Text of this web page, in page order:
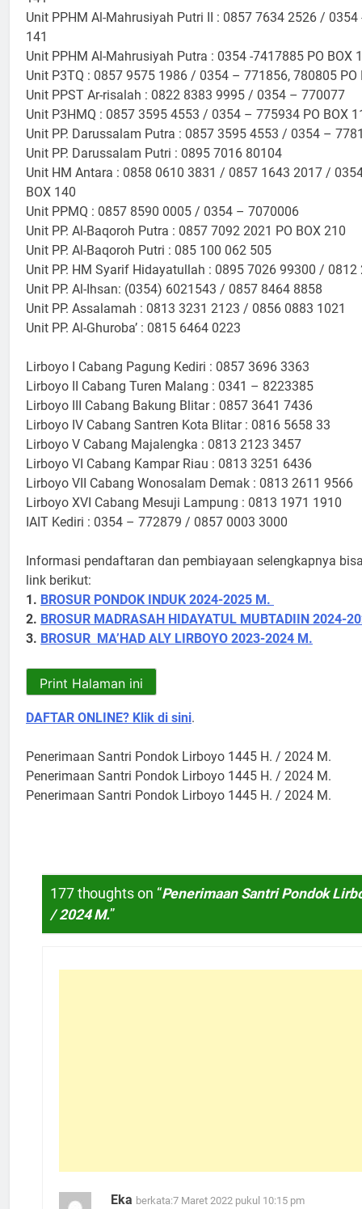
Unit PPHM Al-Mahrusiyah Putri II : 0857 7634 2526 / 0354
141
Unit PPHM Al-Mahrusiyah Putra : 0354 -7417885 PO BOX
Unit P3TQ : 0857 9575 1986 / 0354 – 771856, 780805 PO
Unit PPST Ar-risalah : 0822 8383 9995 / 0354 – 770077
Unit P3HMQ : 0857 3595 4553 / 0354 – 775934 PO BOX
Unit PP. Darussalam Putra : 0857 3595 4553 / 0354 –
Unit PP. Darussalam Putri : 0895 7016 80104
Unit HM Antara : 0858 0610 3831 / 0857 1643 2017 /
BOX 140
Unit PPMQ : 0857 8590 0005 / 0354 – 7070006
Unit PP. Al-Baqoroh Putra : 0857 7092 2021 PO BOX 210
Unit PP. Al-Baqoroh Putri : 085 100 062 505
Unit PP. HM Syarif Hidayatullah : 0895 7026 99300 / 0812
Unit PP. Al-Ihsan: (0354) 6021543 / 0857 8464 8858
Unit PP. Assalamah : 0813 3231 2123 / 0856 0883 1021
Unit PP. Al-Ghuroba’ : 0815 6464 0223
Lirboyo I Cabang Pagung Kediri : 0857 3696 3363
Lirboyo II Cabang Turen Malang : 0341 – 8223385
Lirboyo III Cabang Bakung Blitar : 0857 3641 7436
Lirboyo IV Cabang Santren Kota Blitar : 0816 5658 33
Lirboyo V Cabang Majalengka : 0813 2123 3457
Lirboyo VI Cabang Kampar Riau : 0813 3251 6436
Lirboyo VII Cabang Wonosalam Demak : 0813 2611 9566
Lirboyo XVI Cabang Mesuji Lampung : 0813 1971 1910
IAIT Kediri : 0354 – 772879 / 0857 0003 3000
Informasi pendaftaran dan pembiayaan selengkapnya
link berikut:
1. BROSUR PONDOK INDUK 2024-2025 M.
2. BROSUR MADRASAH HIDAYATUL MUBTADIIN 2024-
3. BROSUR MA’HAD ALY LIRBOYO 2023-2024 M.
DAFTAR ONLINE? Klik di sini.
Penerimaan Santri Pondok Lirboyo 1445 H. / 2024 M.
Penerimaan Santri Pondok Lirboyo 1445 H. / 2024 M.
Penerimaan Santri Pondok Lirboyo 1445 H. / 2024 M.
177 thoughts on “Penerimaan Santri Pondok
/ 2024 M.”
Eka berkata:7 Maret 2022 pukul 10:15 pm